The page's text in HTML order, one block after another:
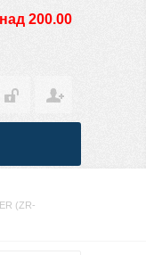
200.00
(ZR-